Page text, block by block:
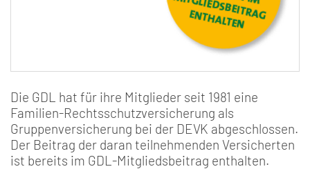
Die GDL hat für ihre Mitglieder seit 1981 eine
Familien-Rechtsschutzversicherung als
Gruppenversicherung bei der DEVK abgeschlossen.
Der Beitrag der daran teilnehmenden Versicherten
ist bereits im GDL-Mitgliedsbeitrag enthalten.